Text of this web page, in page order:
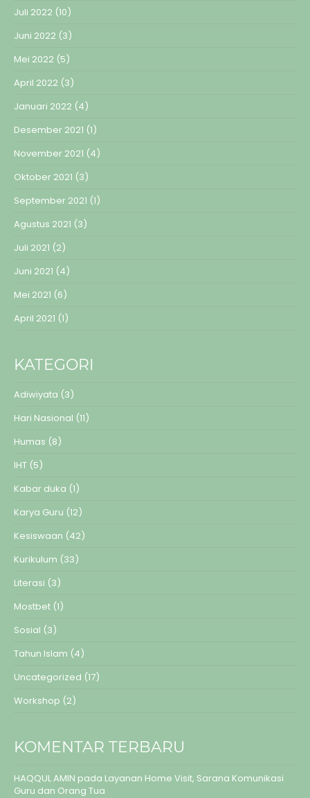
Juli 2022 (10)
Juni 2022 (3)
Mei 2022 (5)
April 2022 (3)
Januari 2022 (4)
Desember 2021 (1)
November 2021 (4)
Oktober 2021 (3)
September 2021 (1)
Agustus 2021 (3)
Juli 2021 (2)
Juni 2021 (4)
Mei 2021 (6)
April 2021 (1)
KATEGORI
Adiwiyata (3)
Hari Nasional (11)
Humas (8)
IHT (5)
Kabar duka (1)
Karya Guru (12)
Kesiswaan (42)
Kurikulum (33)
Literasi (3)
Mostbet (1)
Sosial (3)
Tahun Islam (4)
Uncategorized (17)
Workshop (2)
KOMENTAR TERBARU
HAQQUL AMIN pada Layanan Home Visit, Sarana Komunikasi
Guru dan Orang Tua